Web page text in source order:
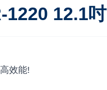
1220 12.1吋
效能!